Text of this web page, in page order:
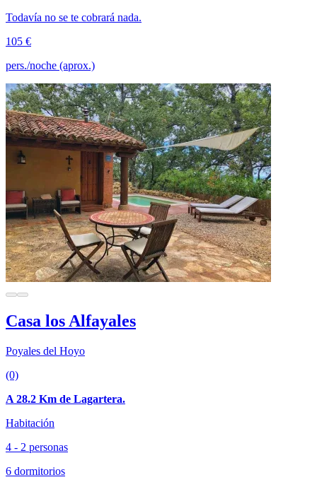
Todavía no se te cobrará nada.
105 €
pers./noche (aprox.)
Casa los Alfayales
Poyales del Hoyo
(0)
A 28.2 Km de Lagartera.
Habitación
4 - 2 personas
6 dormitorios